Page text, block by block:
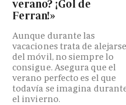
verano? ¡Gol de
Ferran!»
Aunque durante las
vacaciones trata de
del móvil, no siempre lo
consigue. Asegura que el
verano perfecto es el que
todavía se imagina
el invierno.